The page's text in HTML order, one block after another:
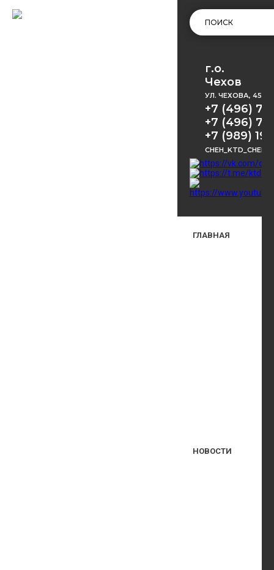
г.о.
Чехов
УЛ. ЧЕХОВА, 45
+7 (496)
+7 (496)
+7 (989)
ГЛАВНАЯ
НОВОСТИ